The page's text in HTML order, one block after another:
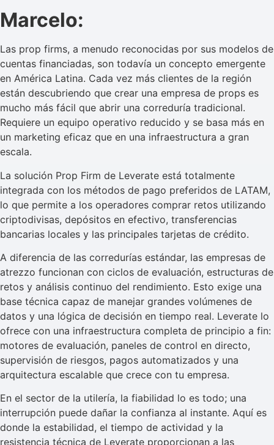
Marcelo:
Las prop firms, a menudo reconocidas por sus modelos de
cuentas financiadas, son todavía un concepto emergente
en América Latina. Cada vez más clientes de la región
están descubriendo que crear una empresa de props es
mucho más fácil que abrir una correduría tradicional.
Requiere un equipo operativo reducido y se basa más en
un marketing eficaz que en una infraestructura a gran
escala.
La solución Prop Firm de Leverate está totalmente
integrada con los métodos de pago preferidos de LATAM,
lo que permite a los operadores comprar retos utilizando
criptodivisas, depósitos en efectivo, transferencias
bancarias locales y las principales tarjetas de crédito.
A diferencia de las corredurías estándar, las empresas de
atrezzo funcionan con ciclos de evaluación, estructuras de
retos y análisis continuo del rendimiento. Esto exige una
base técnica capaz de manejar grandes volúmenes de
datos y una lógica de decisión en tiempo real. Leverate lo
ofrece con una infraestructura completa de principio a fin:
motores de evaluación, paneles de control en directo,
supervisión de riesgos, pagos automatizados y una
arquitectura escalable que crece con tu empresa.
En el sector de la utilería, la fiabilidad lo es todo; una
interrupción puede dañar la confianza al instante. Aquí es
donde la estabilidad, el tiempo de actividad y la
resistencia técnica de Leverate proporcionan a las